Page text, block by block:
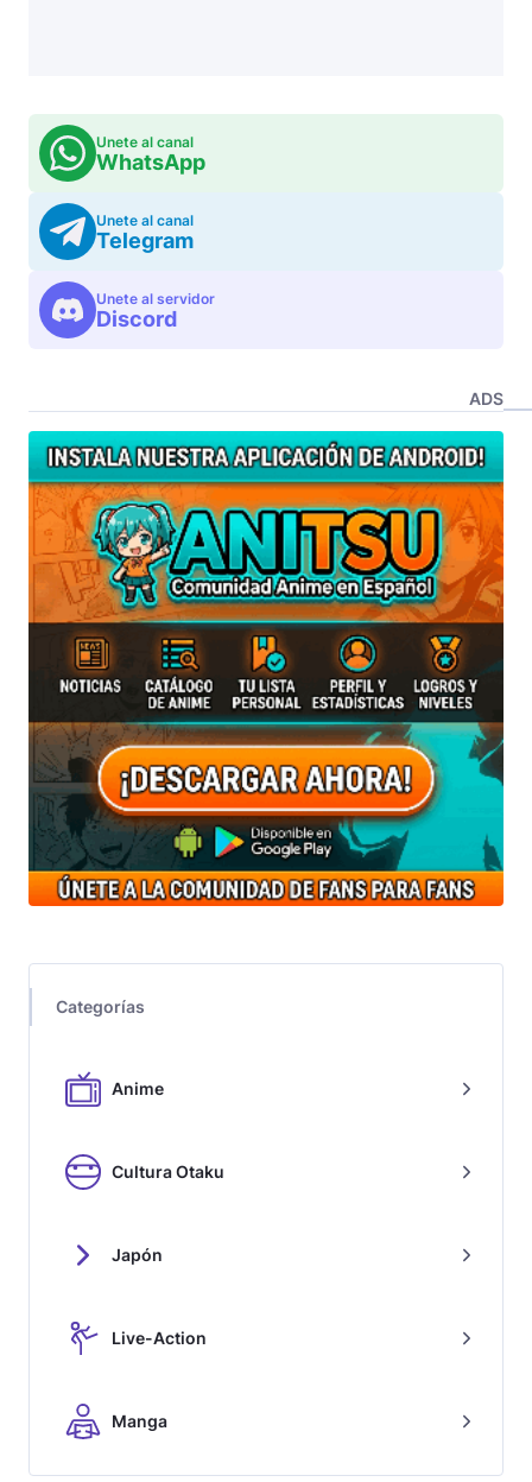
Unete al canal
WhatsApp
Unete al canal
Telegram
Unete al servidor
Discord
ADS
Categorías
Anime
Cultura Otaku
Japón
Live-Action
Manga